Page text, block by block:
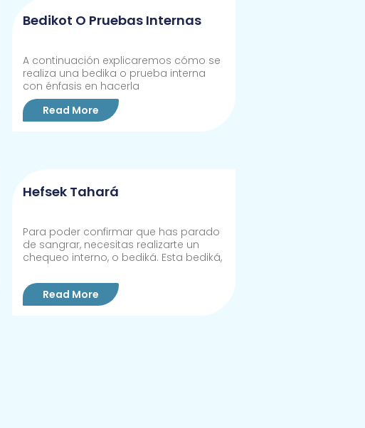
Bedikot O Pruebas Internas
A continuación explicaremos cómo se
realiza una bedika o prueba interna
con énfasis en hacerla
Read More
Hefsek Tahará
Para poder confirmar que has parado
de sangrar, necesitas realizarte un
chequeo interno, o bediká. Esta bediká,
Read More